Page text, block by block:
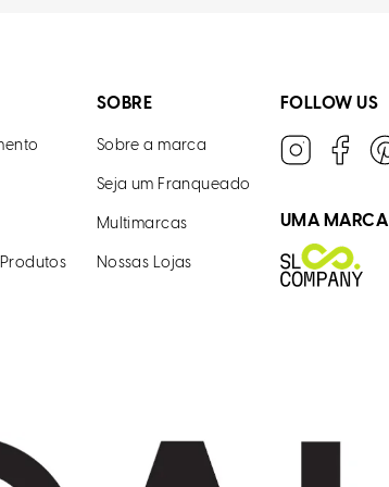
SOBRE
Sobre a marca
Seja um Franqueado
Multimarcas
Nossas Lojas
FOLLOW US
UMA MARCA